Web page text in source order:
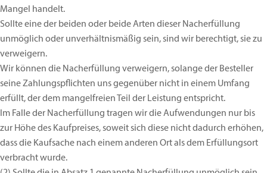
Mangel handelt.
Sollte eine der beiden oder beide Arten dieser Nacherfüllung
unmöglich oder unverhältnismäßig sein, sind wir berechtigt, sie zu
verweigern.
Wir können die Nacherfüllung verweigern, solange der Besteller
seine Zahlungspflichten uns gegenüber nicht in einem Umfang
erfüllt, der dem mangelfreien Teil der Leistung entspricht.
Im Falle der Nacherfüllung tragen wir die Aufwendungen nur bis
zur Höhe des Kaufpreises, soweit sich diese nicht dadurch erhöhen,
dass die Kaufsache nach einem anderen Ort als dem Erfüllungsort
verbracht wurde.